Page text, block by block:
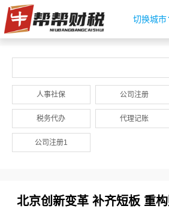
切换城市
人事社保 公司注册
税务代办 代理记账
公司注册1
北京创新变革 补齐短板 重